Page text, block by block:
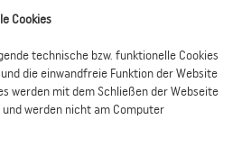
Cookies
technische bzw. funktionelle Cookies
die einwandfreie Funktion der Website
werden mit dem Schließen der Webseite
werden nicht am Computer